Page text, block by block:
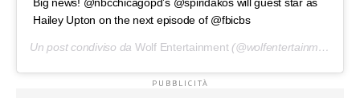
Hailey Upton on the next episode of @fbicbs
Un post condiviso da Wolf Entertainment(@wolfentertainment) in data: